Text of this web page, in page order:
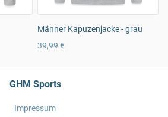
Männer Kapuzenjacke - grau
39,99 €
GHM Sports
Impressum